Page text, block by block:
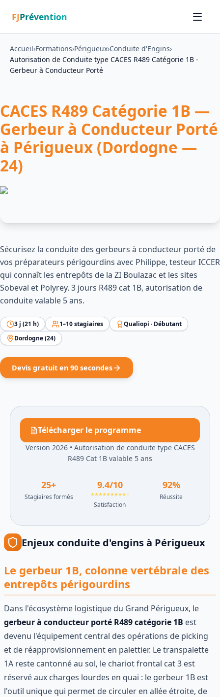
FJPrévention
Accueil›Formations›Périgueux›Conduite d'Engins›
Autorisation de Conduite type CACES R489 Catégorie 1B -
Gerbeur à Conducteur Porté
CACES R489 Catégorie 1B —
Gerbeur à Conducteur Porté
à Périgueux (Dordogne —
24)
Sécurisez la conduite des gerbeurs à conducteur porté de
vos préparateurs périgourdins avec Philippe, testeur ICCER
qui connaît les entrepôts de la ZI Boulazac et les sites
Sobeval et Polyrey. 3 jours R489 cat 1B, autorisation de
conduite valable 5 ans.
3 j (21 h) 1–10stagiaires Qualiopi · Débutant
Dordogne(24)
Devis gratuit en 90 secondes
Télécharger le programme
Version 2026• Autorisation de conduite type CACES
R489 Cat 1B valable 5 ans
25+
Stagiaires formés
9.4/10
★★★★★★★★★☆
Satisfaction
92%
Réussite
Enjeux conduite d'enginsà Périgueux
Le gerbeur 1B, colonne vertébrale des
entrepôts périgourdins
Dans l'écosystème logistique du Grand Périgueux, le
gerbeur à conducteur porté R489 catégorie 1B est
devenu l'équipement central des opérations de picking
et de réapprovisionnement en palettier. Le transpalette
1A reste cantonné au sol, le chariot frontal cat 3 est
réservé aux charges lourdes en quai : le gerbeur 1B est
l'outil unique qui permet de circuler en allée étroite, de